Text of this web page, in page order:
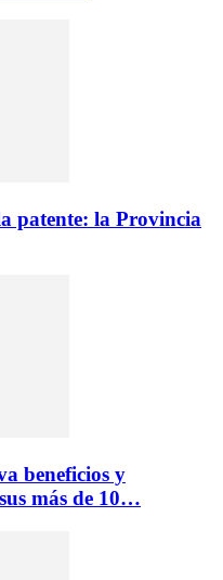
patente: la Provincia
beneficios y
más de 10…